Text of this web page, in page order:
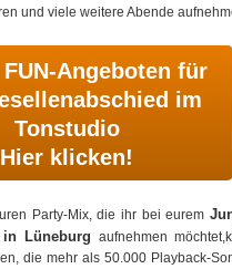
und viele weitere Abende
Angeboten für
im
Tonstudio
Hier klicken!
Party-Mix, die ihr bei eurem
Lüneburg aufnehmen
die mehr als 50.000 Playback-